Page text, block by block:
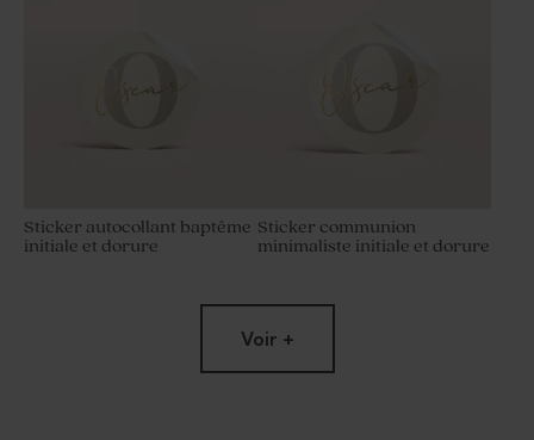
Sticker autocollant baptême
initiale et dorure
Sticker communion
minimaliste initiale et dorure
Voir +